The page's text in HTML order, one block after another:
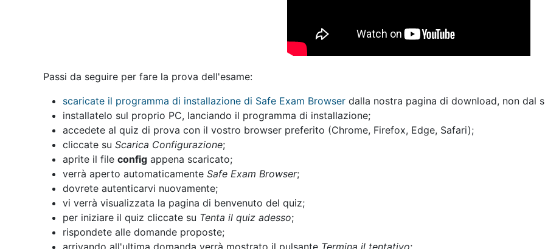
Passi da seguire per fare la prova dell'esame:
scaricate il programma di installazione di Safe Exam Browser dalla nostra pagina di download, non dal
installatelo sul proprio PC, lanciando il programma di installazione;
accedete al quiz di prova con il vostro browser preferito (Chrome, Firefox, Edge, Safari);
cliccate su Scarica Configurazione;
aprite il file config appena scaricato;
verrà aperto automaticamente Safe Exam Browser;
dovrete autenticarvi nuovamente;
vi verrà visualizzata la pagina di benvenuto del quiz;
per iniziare il quiz cliccate su Tenta il quiz adesso;
rispondete alle domande proposte;
arrivando all'ultima domanda verrà mostrato il pulsante Termina il tentativo;